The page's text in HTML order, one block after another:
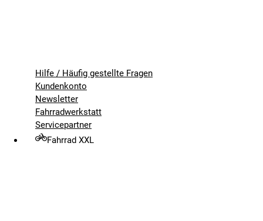
Hilfe / Häufig gestellte Fragen
Kundenkonto
Newsletter
Fahrradwerkstatt
Servicepartner
Fahrrad XXL